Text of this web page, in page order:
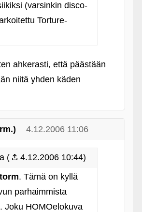
(varsinkin disco-
Torture-
ahkerasti, että päästään
niitä yhden käden
4.12.2006 11:06
(
4.12.2006 10:44)
. Tämä on kyllä
parhaimmista
Joku HOMOelokuva